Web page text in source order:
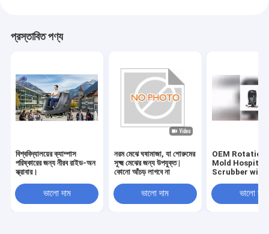
প্রস্তাবিত পণ্য
বিশ্ববিদ্যালয়ের ক্যাম্পাস
পরিষ্কারের জন্য নীরব রাইড-অন
স্ক্রাবার।
ভালো দাম
নরম মেঝে ঘষামাজা, যা শোরুমের
সূক্ষ্ম মেঝের জন্য উপযুক্ত |
কোনো আঁচড় লাগবে না
ভালো দাম
OEM
Mold Hospital
Scrubber with
Certification
ভালো দাম